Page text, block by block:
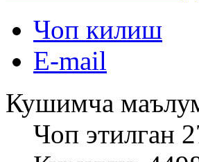
Чоп килиш
E-mail
Кушимча
Чоп этилган